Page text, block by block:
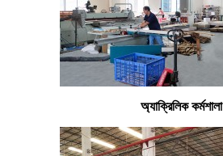
অ্যাক্রিলিক কর্মশালা